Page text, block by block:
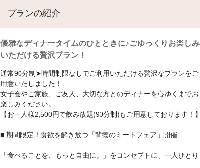
プランの紹介
優雅なディナータイムのひとときに♪ごゆっくりお楽しみ
いただける贅沢プラン！
通常90分制➤時間制限なしでご利用いただける贅沢なプランをご
用意いたしました！
女子会やご家族、ご友人、大切な方とのディナーを心ゆくまでお
楽しみください。
【お一人様2,500円で飲み放題(90分制)もご用意しております！】
■ 期間限定！食欲を解き放つ「背徳のミートフェア」開催
「食べることを、もっと自由に。」をコンセプトに、一人ひとり